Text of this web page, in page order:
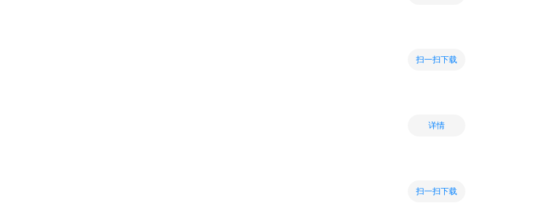
扫一扫下载
详情
扫一扫下载